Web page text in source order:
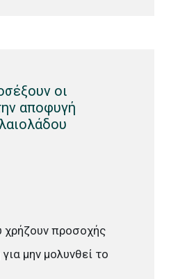
οι
αποφυγή
χρήζουν προσοχής
μην μολυνθεί το